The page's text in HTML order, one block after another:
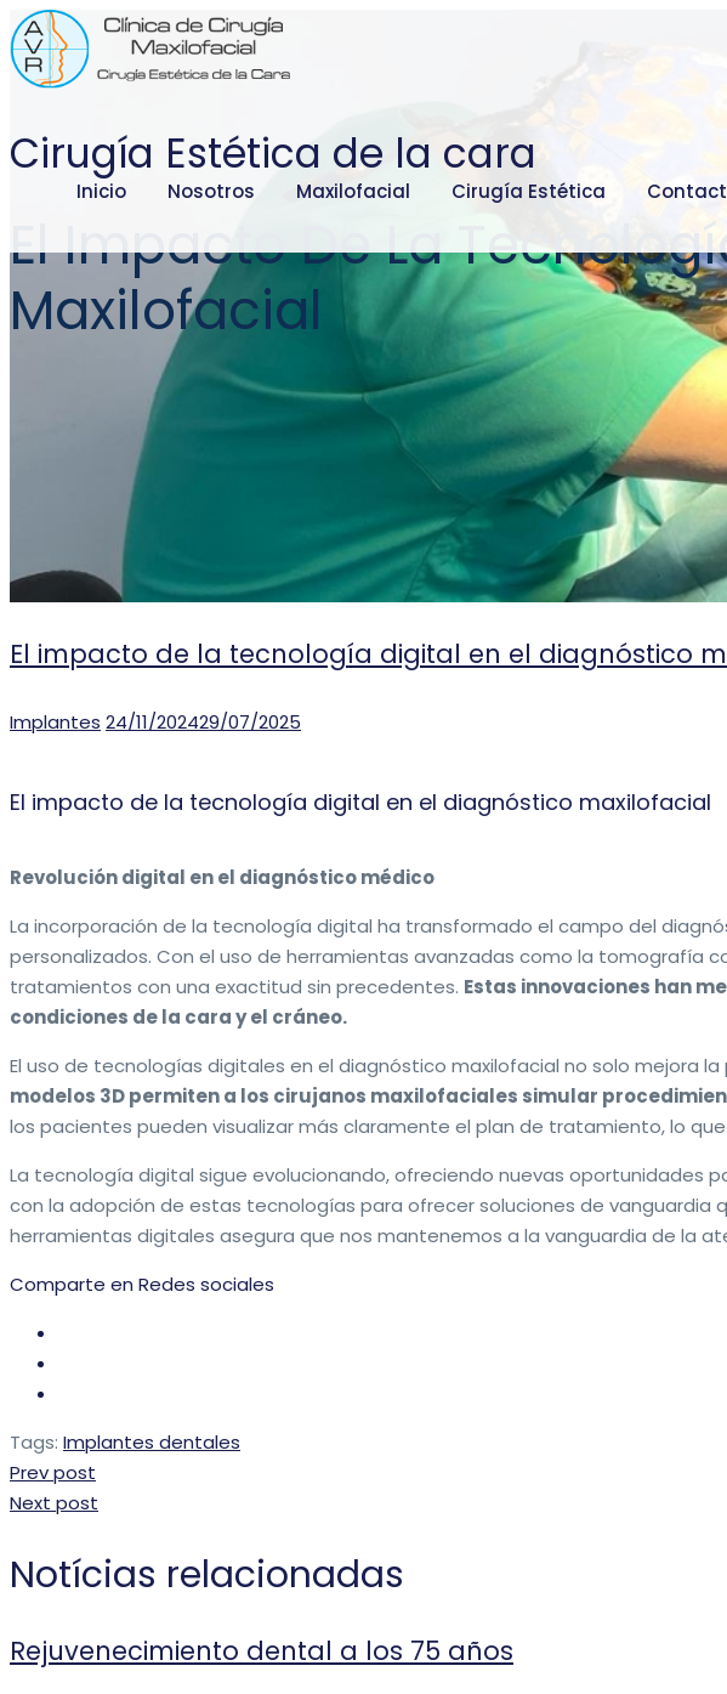
Cirugía Estética de la cara
Inicio Nosotros Maxilofacial Cirugía Estética
El Impacto De La
Maxilofacial
El impacto de la tecnología digital en el diagnóstico
Categories
Implantes Posted
24/11/202429/07/2025
El impacto de la tecnología digital en el diagnóstico maxilofacial
Revolución digital en el diagnóstico médico
La incorporación de la tecnología digital ha transformado el campo del
personalizados. Con el uso de herramientas avanzadas como la tomografía
tratamientos con una exactitud sin precedentes. Estas innovaciones han
condiciones de la cara y el cráneo.
El uso de tecnologías digitales en el diagnóstico maxilofacial no solo mejora
modelos 3D permiten a los cirujanos maxilofaciales simular
los pacientes pueden visualizar más claramente el plan de tratamiento, lo
La tecnología digital sigue evolucionando, ofreciendo nuevas oportunidades
con la adopción de estas tecnologías para ofrecer soluciones de
herramientas digitales asegura que nos mantenemos a la vanguardia de la
Comparte en Redes sociales
Tags: Implantes dentales
Prev post
Next post
Notícias relacionadas
Rejuvenecimiento dental a los 75 años